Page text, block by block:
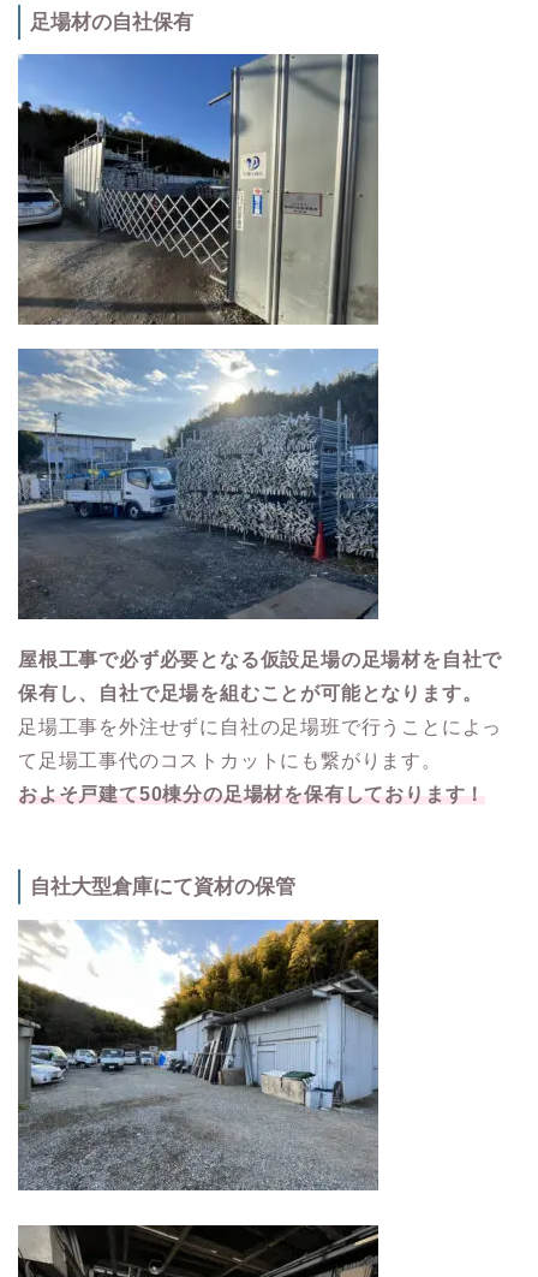
足場材の自社保有
屋根工事で必ず必要となる仮設足場の足場材を自社で
保有し、自社で足場を組むことが可能となります。
足場工事を外注せずに自社の足場班で行うことによっ
て足場工事代のコストカットにも繋がります。
およそ戸建て50棟分の足場材を保有しております！
自社大型倉庫にて資材の保管